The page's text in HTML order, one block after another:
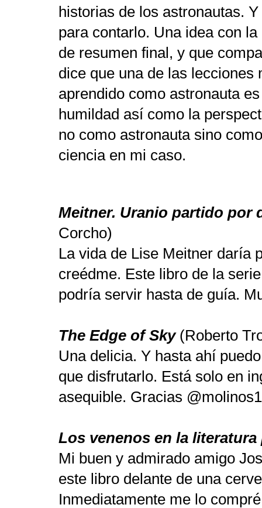
historias de los astronautas.
para contarlo. Una idea con
de resumen final, y que
dice que una de las lecciones
aprendido como astronauta
humildad así como la
no como astronauta sino
ciencia en mi caso.
Meitner. Uranio partido por
Corcho)
La vida de Lise Meitner daría
creédme. Este libro de la
podría servir hasta de guía.
The Edge of Sky(Roberto
Una delicia. Y hasta ahí
que disfrutarlo. Está solo en
asequible. Gracias
Los venenos en la literatura
Mi buen y admirado amigo
este libro delante de una
Inmediatamente me lo